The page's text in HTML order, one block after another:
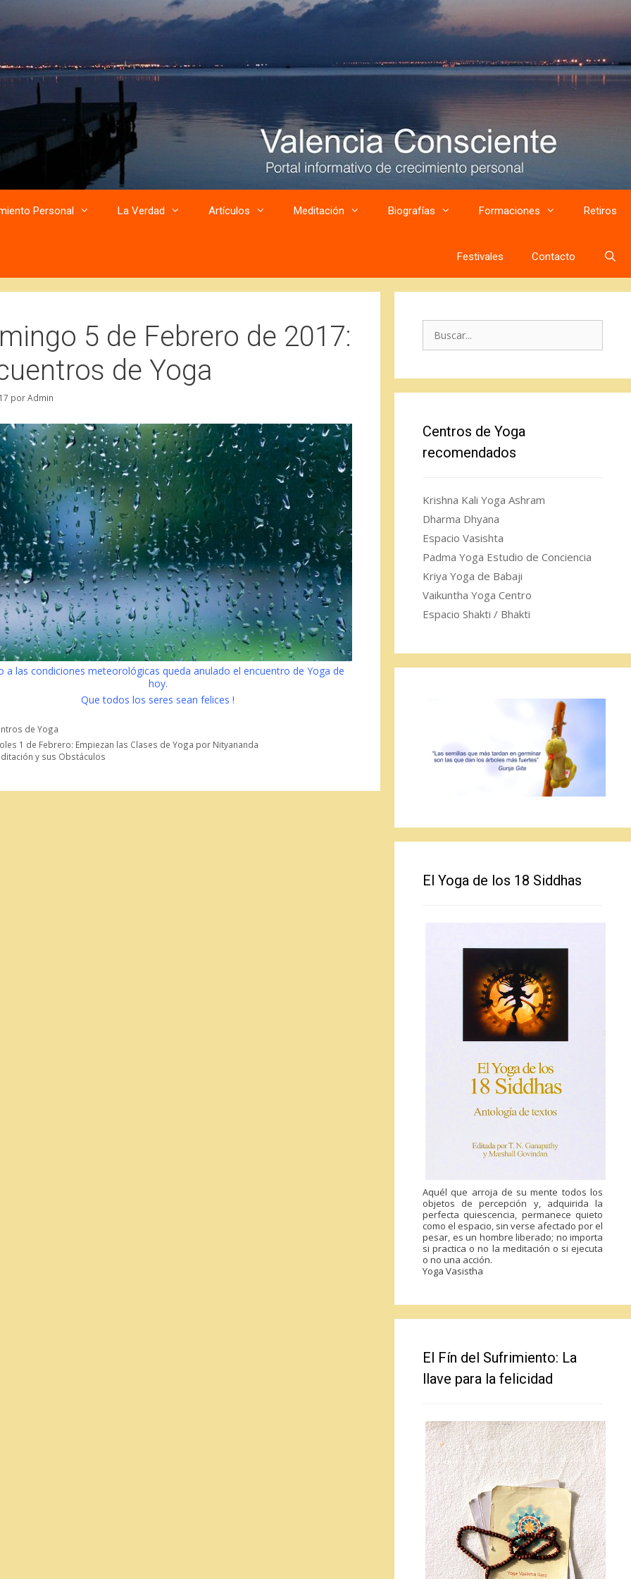
Personal La Verdad Artículos Meditación Biografías Formaciones Retiros
Festivales Contacto
5 de Febrero de 2017:
de Yoga
porAdmin
a las condiciones meteorológicas queda anulado el encuentro de Yoga de
hoy.
Que todos los seres sean felices !
de Yoga
1 de Febrero: Empiezan las Clases de Yoga por Nityananda
y sus Obstáculos
Centros de Yoga
recomendados
Krishna Kali Yoga Ashram
Dharma Dhyana
Espacio Vasishta
Padma Yoga Estudio de Conciencia
Kriya Yoga de Babaji
Vaikuntha Yoga Centro
Espacio Shakti / Bhakti
El Yoga de los 18 Siddhas
Aquél que arroja de su mente todos los
objetos de percepción y, adquirida la
perfecta quiescencia, permanece quieto
como el espacio, sin verse afectado por el
pesar, es un hombre liberado; no importa
si practica o no la meditación o si ejecuta
o no una acción.
Yoga Vasistha
El Fín del Sufrimiento: La
llave para la felicidad